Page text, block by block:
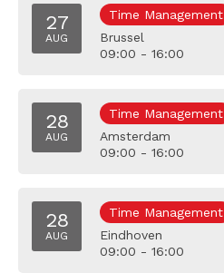
27
AUG
Time Management
Brussel
09:00 - 16:00
28
AUG
Time Management
Amsterdam
09:00 - 16:00
28
AUG
Time Management
Eindhoven
09:00 - 16:00